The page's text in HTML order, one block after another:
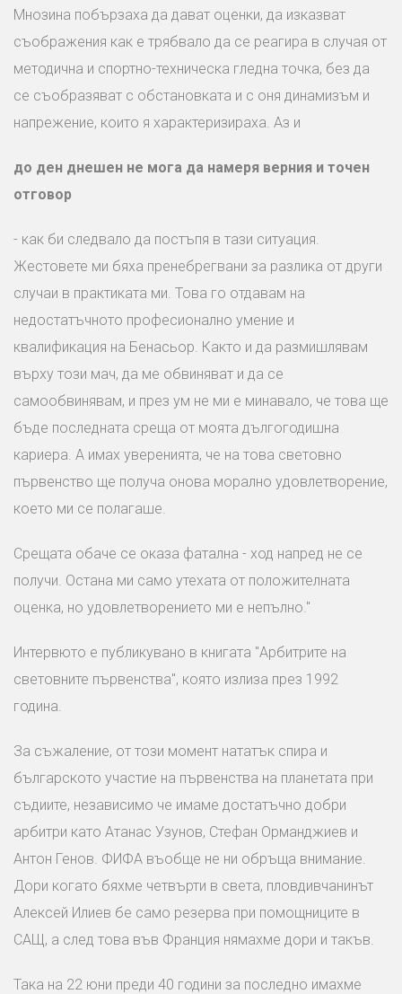
Мнозина побързаха да дават оценки, да изказват
съображения как е трябвало да се реагира в случая от
методична и спортно-техническа гледна точка, без да
се съобразяват с обстановката и с оня динамизъм и
напрежение, които я характеризираха. Аз и
до ден днешен не мога да намеря верния и точен
отговор
- как би следвало да постъпя в тази ситуация.
Жестовете ми бяха пренебрегвани за разлика от други
случаи в практиката ми. Това го отдавам на
недостатъчното професионално умение и
квалификация на Бенасьор. Както и да размишлявам
върху този мач, да ме обвиняват и да се
самообвинявам, и през ум не ми е минавало, че това ще
бъде последната среща от моята дългогодишна
кариера. А имах уверенията, че на това световно
първенство ще получа онова морално удовлетворение,
което ми се полагаше.
Срещата обаче се оказа фатална - ход напред не се
получи. Остана ми само утехата от положителната
оценка, но удовлетворението ми е непълно."
Интервюто е публикувано в книгата "Арбитрите на
световните първенства", която излиза през 1992
година.
За съжаление, от този момент нататък спира и
българското участие на първенства на планетата при
съдиите, независимо че имаме достатъчно добри
арбитри като Атанас Узунов, Стефан Орманджиев и
Антон Генов. ФИФА въобще не ни обръща внимание.
Дори когато бяхме четвърти в света, пловдивчанинът
Алексей Илиев бе само резерва при помощниците в
САЩ, а след това във Франция нямахме дори и такъв.
Така на 22 юни преди 40 години за последно имахме